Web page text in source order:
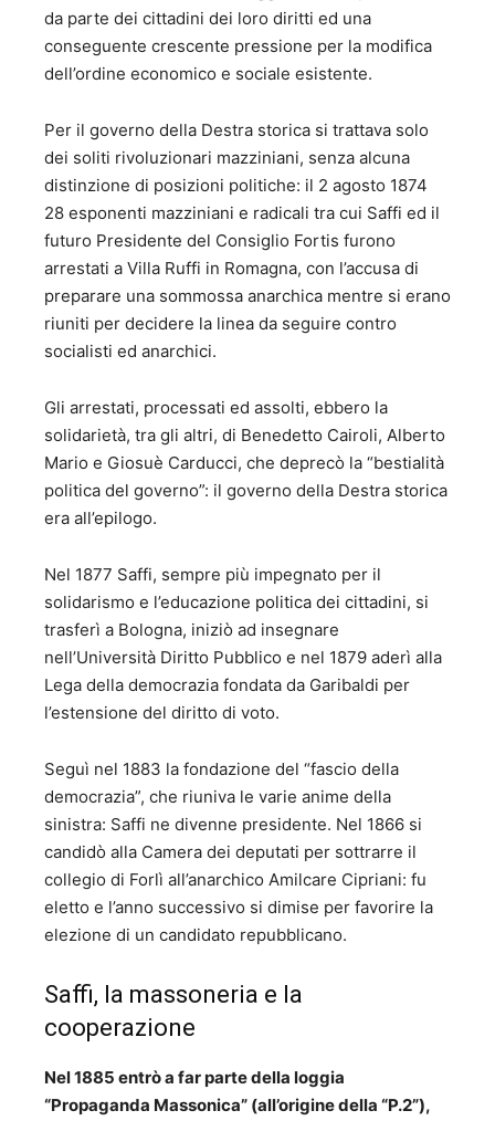
da parte dei cittadini dei loro diritti ed una
conseguente crescente pressione per la modifica
dell’ordine economico e sociale esistente.
Per il governo della Destra storica si trattava solo
dei soliti rivoluzionari mazziniani, senza alcuna
distinzione di posizioni politiche: il 2 agosto 1874
28 esponenti mazziniani e radicali tra cui Saffi ed il
futuro Presidente del Consiglio Fortis furono
arrestati a Villa Ruffi in Romagna, con l’accusa di
preparare una sommossa anarchica mentre si erano
riuniti per decidere la linea da seguire contro
socialisti ed anarchici.
Gli arrestati, processati ed assolti, ebbero la
solidarietà, tra gli altri, di Benedetto Cairoli, Alberto
Mario e Giosuè Carducci, che deprecò la “bestialità
politica del governo”: il governo della Destra storica
era all’epilogo.
Nel 1877 Saffi, sempre più impegnato per il
solidarismo e l’educazione politica dei cittadini, si
trasferì a Bologna, iniziò ad insegnare
nell’Università Diritto Pubblico e nel 1879 aderì alla
Lega della democrazia fondata da Garibaldi per
l’estensione del diritto di voto.
Seguì nel 1883 la fondazione del “fascio della
democrazia”, che riuniva le varie anime della
sinistra: Saffi ne divenne presidente. Nel 1866 si
candidò alla Camera dei deputati per sottrarre il
collegio di Forlì all’anarchico Amilcare Cipriani: fu
eletto e l’anno successivo si dimise per favorire la
elezione di un candidato repubblicano.
Saffi, la massoneria e la
cooperazione
Nel 1885 entrò a far parte della loggia
“Propaganda Massonica” (all’origine della “P.2”),